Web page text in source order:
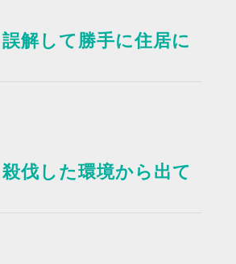
解して勝手に住居に
伐した環境から出て